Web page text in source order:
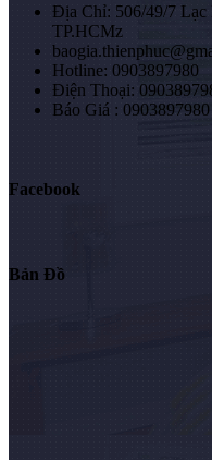
Địa Chỉ: 506/49/7 Lạc
TP.HCMz
Hotline: 0903897980
Điện Thoại:
Báo Giá : 0903897980
Facebook
Bản Đồ